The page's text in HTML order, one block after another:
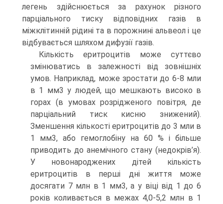
легень здійснюється за рахунок різного
парціального тиску відповідних газів в
міжклітинній рідині та в порожнині альвеол і це
відбувається шляхом дифузії газів.
Кількість еритроцитів може суттєво
змінюватись в залежності від зовнішніх
умов. Наприклад, може зростати до 6-8 мли
в 1 мм3 у людей, що мешкають високо в
горах (в умовах розрідженого повітря, де
парціальний тиск кисню знижений).
Зменшення кількості еритроцитів до 3 мли в
1 мм3, або гемоглобіну на 60 % і більше
приводить до анемічного стану (недокрів’я).
У новонароджених дітей кількість
еритроцитів в перші дні життя може
досягати 7 млн в 1 мм3, а у віці від 1 до 6
років коливається в межах 4,0-5,2 млн в 1